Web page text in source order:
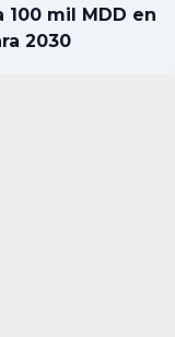
100 mil MDD en
2030